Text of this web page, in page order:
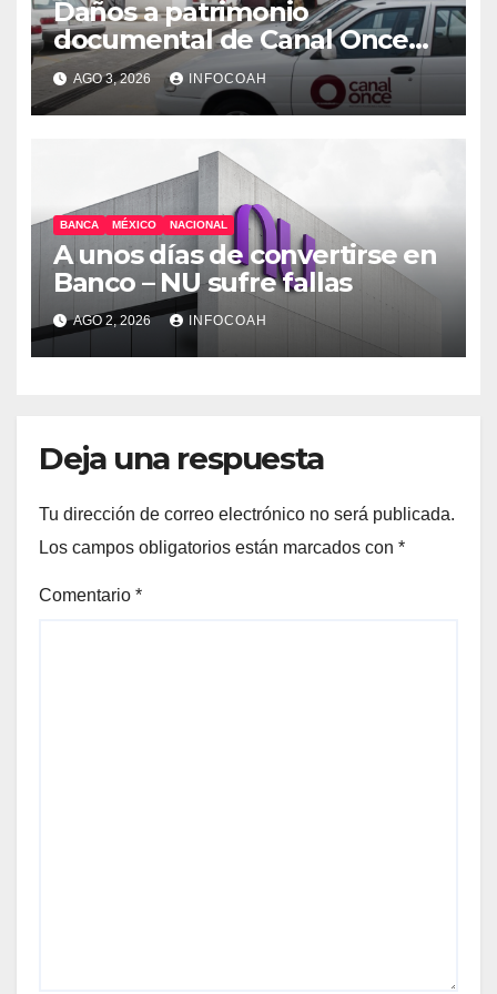
Daños a patrimonio
documental de Canal Once
tras ocupación de
instalaciones
AGO 3, 2026 INFOCOAH
BANCA MÉXICO NACIONAL
A unos días de convertirse en
Banco – NU sufre fallas
AGO 2, 2026 INFOCOAH
Deja una respuesta
Tu dirección de correo electrónico no será publicada.
Los campos obligatorios están marcados con *
Comentario *